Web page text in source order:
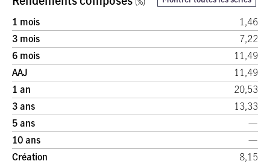
0
Rendement annuel (%)
-5,5%
11,6%
1 mois
1,46
3 mois
7,22
6 mois
11,49
AAJ
11,49
1 an
20,53
3 ans
13,33
5 ans
—
10 ans
—
Création
8,15